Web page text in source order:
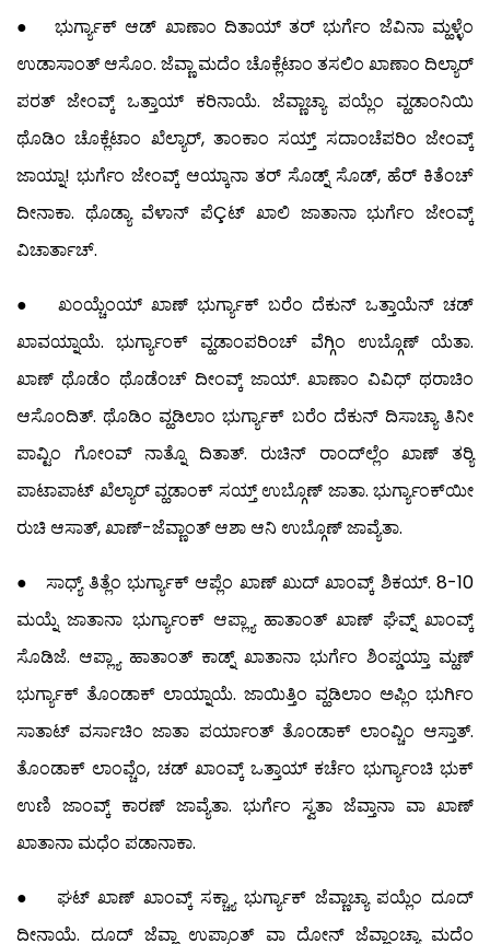
● ಭುರ್ಗ್ಯಾಕ್ ಆಡ್ ಖಾಣಾಂ ದಿತಾಯ್ ತರ್ ಭುರ್ಗೆಂ ಜೆವಿನಾ ಮ್ಹಳ್ಳೆಂ
ಉಡಾಸಾಂತ್ ಆಸೊಂ. ಜೆವ್ಣಾ ಮದೆಂ ಚೊಕ್ಲೆಟಾಂ ತಸಲಿಂ ಖಾಣಾಂ ದಿಲ್ಯಾರ್
ಪರತ್ ಜೇಂವ್ಕ್ ಒತ್ತಾಯ್ ಕರಿನಾಯೆ. ಜೆವ್ಣಾಚ್ಯಾ ಪಯ್ಲೆಂ ವ್ಹಡಾಂನಿಯಿ
ಥೊಡಿಂ ಚೊಕ್ಲೆಟಾಂ ಖೆಲ್ಯಾರ್, ತಾಂಕಾಂ ಸಯ್ತ್ ಸದಾಂಚೆಪರಿಂ ಜೇಂವ್ಕ್
ಜಾಯ್ನಾ! ಭುರ್ಗೆಂ ಜೇಂವ್ಕ್ ಆಯ್ಕಾನಾ ತರ್ ಸೊಡ್ನ್ ಸೊಡ್, ಹೆರ್ ಕಿತೆಂಚ್
ದೀನಾಕಾ. ಥೊಡ್ಯಾ ವೆಳಾನ್ ಪೆÇಟ್ ಖಾಲಿ ಜಾತಾನಾ ಭುರ್ಗೆಂ ಜೇಂವ್ಕ್
ವಿಚಾರ್ತಾಚ್.
● ಖಂಯ್ಚೆಂಯ್ ಖಾಣ್ ಭುರ್ಗ್ಯಾಕ್ ಬರೆಂ ದೆಕುನ್ ಒತ್ತಾಯೆನ್ ಚಡ್
ಖಾವಯ್ನಾಯೆ. ಭುರ್ಗ್ಯಾಂಕ್ ವ್ಹಡಾಂಪರಿಂಚ್ ವೆಗ್ಗಿಂ ಉಬ್ಗೊಣ್ ಯೆತಾ.
ಖಾಣ್ ಥೊಡೆಂ ಥೊಡೆಂಚ್ ದೀಂವ್ಕ್ ಜಾಯ್. ಖಾಣಾಂ ವಿವಿಧ್ ಥರಾಚಿಂ
ಆಸೊಂದಿತ್. ಥೊಡಿಂ ವ್ಹಡಿಲಾಂ ಭುರ್ಗ್ಯಾಕ್ ಬರೆಂ ದೆಕುನ್ ದಿಸಾಚ್ಯಾ ತಿನೀ
ಪಾವ್ಟಿಂ ಗೋಂವ್ ನಾತ್ನೊ ದಿತಾತ್. ರುಚಿನ್ ರಾಂದ್‍ಲ್ಲೆಂ ಖಾಣ್ ತರ್‍ಯಿ
ಪಾಟಾಪಾಟ್ ಖೆಲ್ಯಾರ್ ವ್ಹಡಾಂಕ್ ಸಯ್ತ್ ಉಬ್ಗೊಣ್ ಜಾತಾ. ಭುರ್ಗ್ಯಾಂಕ್‍ಯೀ
ರುಚಿ ಆಸಾತ್, ಖಾಣ್-ಜೆವ್ಣಾಂತ್ ಆಶಾ ಆನಿ ಉಬ್ಗೊಣ್ ಜಾವ್ಯೆತಾ.
● ಸಾಧ್ಯ್ ತಿತ್ಲೆಂ ಭುರ್ಗ್ಯಾಕ್ ಆಪ್ಲೆಂ ಖಾಣ್ ಖುದ್ ಖಾಂವ್ಕ್ ಶಿಕಯ್. 8-10
ಮಯ್ನೆ ಜಾತಾನಾ ಭುರ್ಗ್ಯಾಂಕ್ ಆಪ್ಲ್ಯಾ ಹಾತಾಂತ್ ಖಾಣ್ ಘೆವ್ನ್ ಖಾಂವ್ಕ್
ಸೊಡಿಜೆ. ಆಪ್ಲ್ಯಾ ಹಾತಾಂತ್ ಕಾಡ್ನ್ ಖಾತಾನಾ ಭುರ್ಗೆಂ ಶಿಂಪ್ಡಯ್ತಾ ಮ್ಹಣ್
ಭುರ್ಗ್ಯಾಕ್ ತೊಂಡಾಕ್ ಲಾಯ್ನಾಯೆ. ಜಾಯಿತ್ತಿಂ ವ್ಹಡಿಲಾಂ ಅಪ್ಲಿಂ ಭುರ್ಗಿಂ
ಸಾತಾಟ್ ವರ್ಸಾಚಿಂ ಜಾತಾ ಪರ್ಯಾಂತ್ ತೊಂಡಾಕ್ ಲಾಂವ್ಚಿಂ ಆಸ್ತಾತ್.
ತೊಂಡಾಕ್ ಲಾಂವ್ಚೆಂ, ಚಡ್ ಖಾಂವ್ಕ್ ಒತ್ತಾಯ್ ಕರ್ಚೆಂ ಭುರ್ಗ್ಯಾಂಚಿ ಭುಕ್
ಉಣಿ ಜಾಂವ್ಕ್ ಕಾರಣ್ ಜಾವ್ಯೆತಾ. ಭುರ್ಗೆಂ ಸ್ವತಾ ಜೆವ್ತಾನಾ ವಾ ಖಾಣ್
ಖಾತಾನಾ ಮಧೆಂ ಪಡಾನಾಕಾ.
● ಘಟ್ ಖಾಣ್ ಖಾಂವ್ಕ್ ಸಕ್ಚ್ಯಾ ಭುರ್ಗ್ಯಾಕ್ ಜೆವ್ಣಾಚ್ಯಾ ಪಯ್ಲೆಂ ದೂದ್
ದೀನಾಯೆ. ದೂದ್ ಜೆವ್ಣಾ ಉಪ್ರಾಂತ್ ವಾ ದೋನ್ ಜೆವ್ಣಾಂಚ್ಯಾ ಮದೆಂ